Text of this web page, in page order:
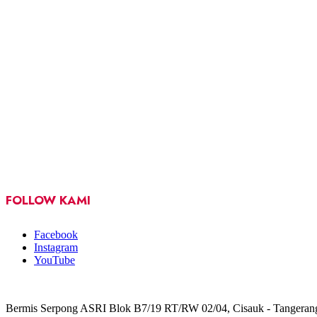
FOLLOW KAMI
Facebook
Instagram
YouTube
Bermis Serpong ASRI Blok B7/19 RT/RW 02/04, Cisauk -